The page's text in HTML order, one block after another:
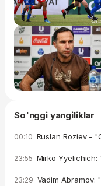
So'nggi yangiliklar
00:10 Ruslan Roziev -
23:55 Mirko
23:29 Vadim Abramov: